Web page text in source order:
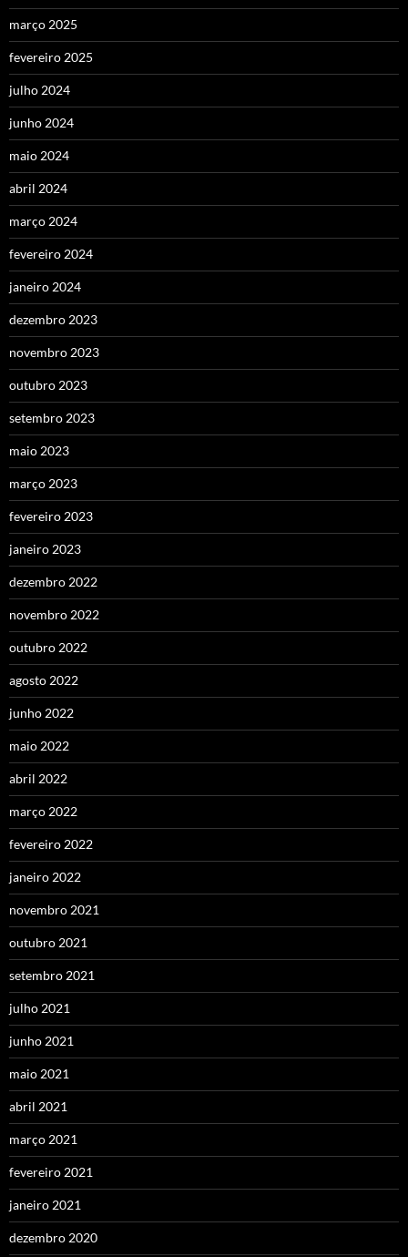
março 2025
fevereiro 2025
julho 2024
junho 2024
maio 2024
abril 2024
março 2024
fevereiro 2024
janeiro 2024
dezembro 2023
novembro 2023
outubro 2023
setembro 2023
maio 2023
março 2023
fevereiro 2023
janeiro 2023
dezembro 2022
novembro 2022
outubro 2022
agosto 2022
junho 2022
maio 2022
abril 2022
março 2022
fevereiro 2022
janeiro 2022
novembro 2021
outubro 2021
setembro 2021
julho 2021
junho 2021
maio 2021
abril 2021
março 2021
fevereiro 2021
janeiro 2021
dezembro 2020